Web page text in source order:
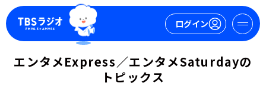
ログイン
エンタメExpress／エンタメSaturdayの
トピックス